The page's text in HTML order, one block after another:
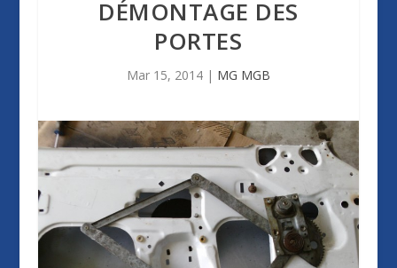
DÉMONTAGE DES
PORTES
Mar 15, 2014| MG MGB